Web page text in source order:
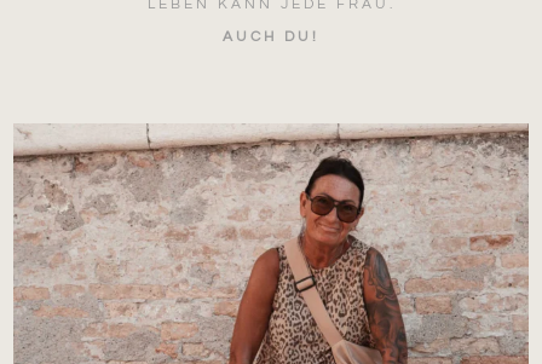
LEBEN KANN JEDE FRAU.
AUCH DU!